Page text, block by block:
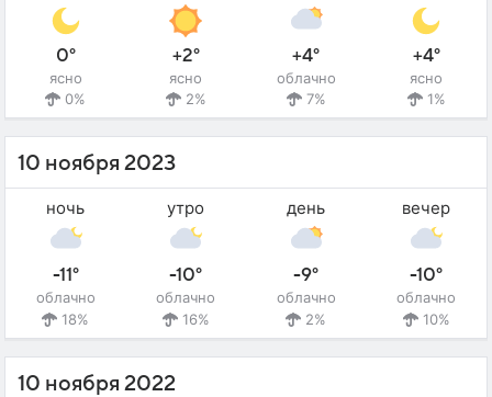
0°
ясно
0%
+2°
ясно
2%
+4°
облачно
7%
+4°
ясно
1%
10 ноября 2023
ночь
-11°
облачно
18%
утро
-10°
облачно
16%
день
-9°
облачно
2%
вечер
-10°
облачно
10%
10 ноября 2022